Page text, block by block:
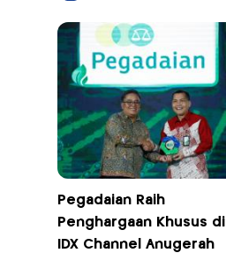
Pegadaian Raih
Penghargaan Khusus di
IDX Channel Anugerah